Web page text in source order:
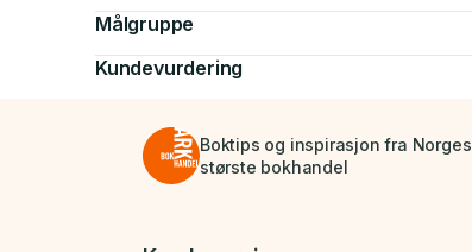
Målgruppe
Kundevurdering
Boktips og inspirasjon fra Norges
største bokhandel